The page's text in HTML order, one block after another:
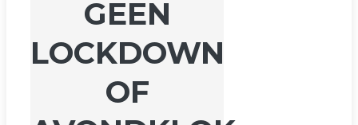
GEEN
LOCKDOWN
OF